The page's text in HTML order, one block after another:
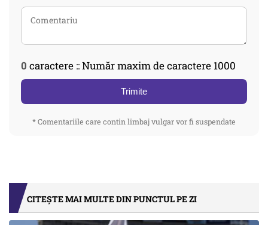
0 caractere :: Număr maxim de caractere 1000
Trimite
* Comentariile care contin limbaj vulgar vor fi suspendate
CITEȘTE MAI MULTE DIN PUNCTUL PE ZI